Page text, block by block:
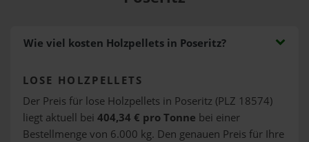
Wie viel kosten Holzpellets in Poseritz?
LOSE HOLZPELLETS
Der Preis für lose Holzpellets in Poseritz (PLZ 18574)
liegt aktuell bei 404,34 € pro Tonne bei einer
Bestellmenge von 6.000 kg. Den genauen Preis für Ihre